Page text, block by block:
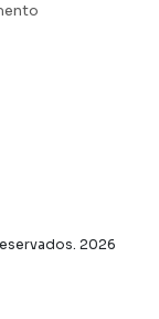
2026